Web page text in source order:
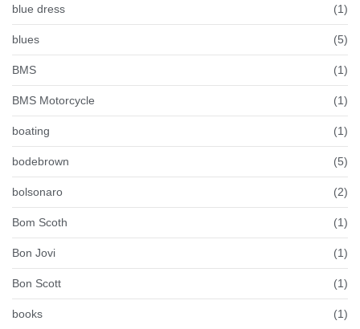
blue dress (1)
blues (5)
BMS (1)
BMS Motorcycle (1)
boating (1)
bodebrown (5)
bolsonaro (2)
Bom Scoth (1)
Bon Jovi (1)
Bon Scott (1)
books (1)